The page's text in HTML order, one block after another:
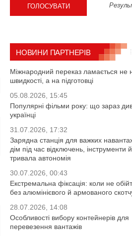
НОВИНИ ПАРТНЕРІВ
Міжнародний переказ ламається не
швидкості, а на підготовці
05.08.2026, 15:45
Популярні фільми року: що зараз
українці
31.07.2026, 17:32
Зарядна станція для важких
дім під час відключень, інструменти й
тривала автономія
30.07.2026, 00:43
Екстремальна фіксація: коли не
без алюмінієвого й армованого
28.07.2026, 14:08
Особливості вибору контейнерів для
перевезення вантажів